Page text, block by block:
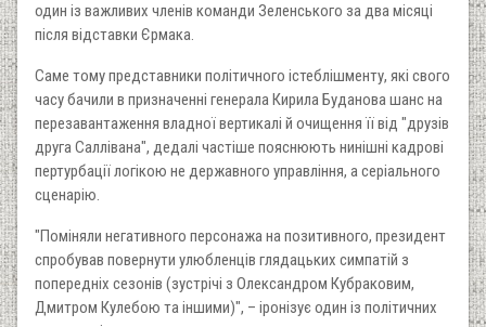
один із важливих членів команди Зеленського за два місяці
після відставки Єрмака.
Саме тому представники політичного істеблішменту, які свого
часу бачили в призначенні генерала Кирила Буданова шанс на
перезавантаження владної вертикалі й очищення її від "друзів
друга Саллівана", дедалі частіше пояснюють нинішні кадрові
пертурбації логікою не державного управління, а серіального
сценарію.
"Поміняли негативного персонажа на позитивного, президент
спробував повернути улюбленців глядацьких симпатій з
попередніх сезонів (зустрічі з Олександром Кубраковим,
Дмитром Кулебою та іншими)", – іронізує один із політичних